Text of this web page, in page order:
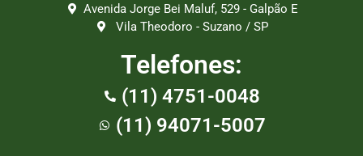
Avenida Jorge Bei Maluf, 529 - Galpão E
Vila Theodoro - Suzano / SP
Telefones:
(11) 4751-0048
(11) 94071-5007